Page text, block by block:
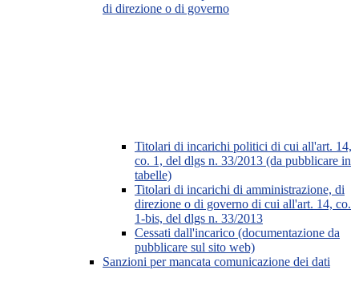
di direzione o di governo
Titolari di incarichi politici di cui all'art. 14,
co. 1, del dlgs n. 33/2013 (da pubblicare in
tabelle)
Titolari di incarichi di amministrazione, di
direzione o di governo di cui all'art. 14, co.
1-bis, del dlgs n. 33/2013
Cessati dall'incarico (documentazione da
pubblicare sul sito web)
Sanzioni per mancata comunicazione dei dati